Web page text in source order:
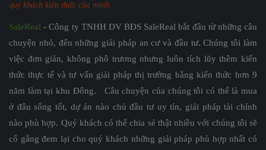
quý khách kiến thức của mình.
SaleReal - Công ty TNHH DV BĐS SaleReal bắt đầu từ những câu
chuyện nhỏ, đến những giải pháp an cư và đầu tư. Chúng tôi làm
việc đơn giản, không phô trương nhưng luôn tích lũy thêm kiến
thức thực tế và tư vấn giải pháp thị trường bằng kiến thức hơn 9
năm làm tại khu Đông. Câu chuyện của chúng tôi có thể là mua
ở đâu sống tốt, dự án nào chủ đầu tư uy tín, giải pháp tài chính
nào phù hợp. Quý khách có thể chia sẻ thật nhiều với chúng tôi sẽ
cố gắng đem lại cho quý khách những giải pháp phù hợp nhất có